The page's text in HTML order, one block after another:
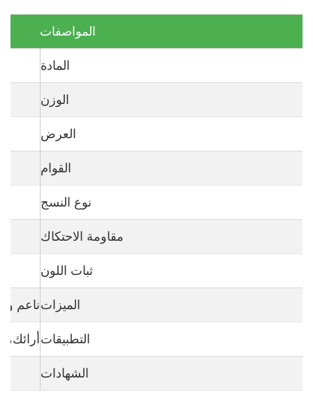
المواصفات
المادة
الوزن
العرض
القوام
نوع النسج
مقاومة الاحتكاك
ثبات اللون
الميزاتناعم
التطبيقات
الشهادات